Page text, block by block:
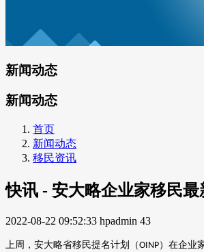
新闻动态
新闻动态
首页
新闻动态
移民资讯
快讯 - 安大略企业家移民
2022-08-22 09:52:33 hpadmin 43
上周，安大略省移民提名计划 （OINP） 在企业